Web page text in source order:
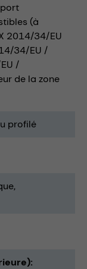
(à
2014/34/EU
34/EU /
/
de la zone
profilé